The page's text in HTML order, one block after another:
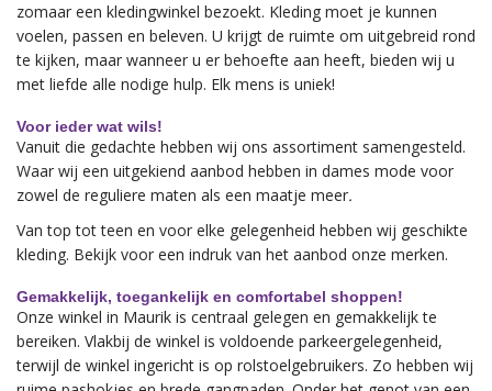
zomaar een kledingwinkel bezoekt. Kleding moet je kunnen
voelen, passen en beleven. U krijgt de ruimte om uitgebreid rond
te kijken, maar wanneer u er behoefte aan heeft, bieden wij u
met liefde alle nodige hulp. Elk mens is uniek!
Voor ieder wat wils!
Vanuit die gedachte hebben wij ons assortiment samengesteld.
Waar wij een uitgekiend aanbod hebben in dames mode voor
zowel de reguliere maten als een maatje meer.
Van top tot teen en voor elke gelegenheid hebben wij geschikte
kleding. Bekijk voor een indruk van het aanbod onze merken.
Gemakkelijk, toegankelijk en comfortabel shoppen!
Onze winkel in Maurik is centraal gelegen en gemakkelijk te
bereiken. Vlakbij de winkel is voldoende parkeergelegenheid,
terwijl de winkel ingericht is op rolstoelgebruikers. Zo hebben wij